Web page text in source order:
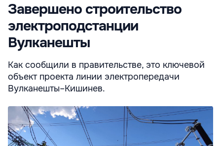
Завершено строительство
электроподстанции
Вулканешты
Как сообщили в правительстве, это ключевой
объект проекта линии электропередачи
Вулканешты–Кишинев.